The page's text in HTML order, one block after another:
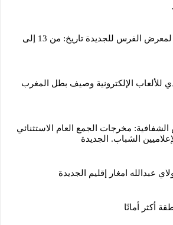
الدورة السابعة عشرة لمعرض الفرس للجديدة تاريخ: من 13 إلى
للألعاب الإلكترونية وصيف بطل المغرب
مخرجات الجمع العام الاستثنائي
الشباب. الجديدة
عبدالله امغار إقليم الجديدة
أكثر أمانًا